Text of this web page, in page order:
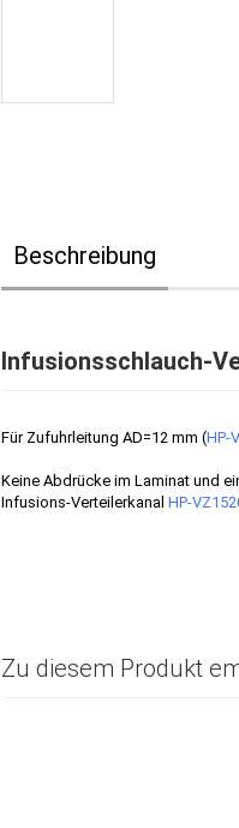
Beschreibung
Infusionsschlauch-
Für Zufuhrleitung AD=12 mm (HP-
Keine Abdrücke im Laminat und
Infusions-Verteilerkanal HP-
Zu diesem Produkt